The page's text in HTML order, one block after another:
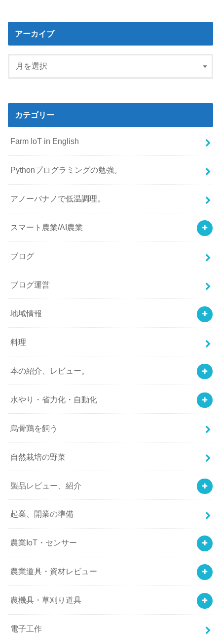
アーカイブ
カテゴリー
Farm IoT in English
Pythonプログラミングの勉強。
アノーバナノで低温調理。
スマート農業/AI農業
ブログ
ブログ運営
地域情報
料理
本の紹介、レビュー。
水やり・省力化・自動化
烏骨鶏を飼う
自然栽培の野菜
製品レビュー、紹介
起業、開業の準備
農業IoT・センサー
農業道具・資材レビュー
農機具・草刈り道具
電子工作